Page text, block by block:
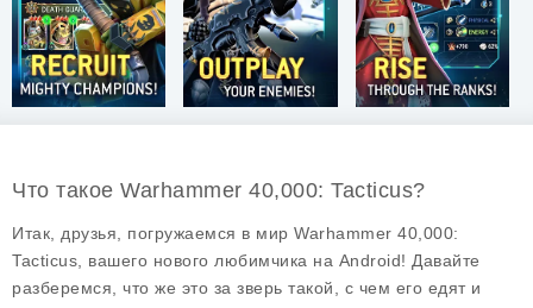
Что такое Warhammer 40,000: Tacticus?
Итак, друзья, погружаемся в мир Warhammer 40,000:
Tacticus , вашего нового любимчика на Android! Давайте
разберемся, что же это за зверь такой, с чем его едят и